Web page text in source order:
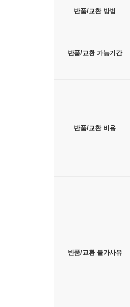
반품/교환 방법
반품/교환 가능기간
반품/교환 비용
반품/교환 불가사유